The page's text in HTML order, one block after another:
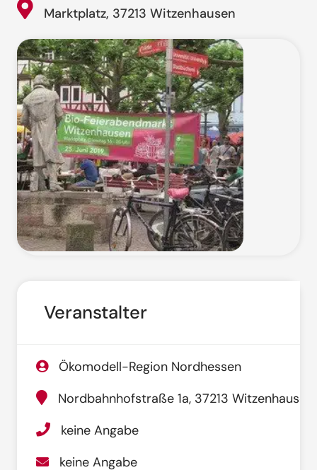
Marktplatz, 37213 Witzenhausen
Veranstalter
Ökomodell-Region Nordhessen
Nordbahnhofstraße 1a, 37213 Witzenhausen
keine Angabe
keine Angabe